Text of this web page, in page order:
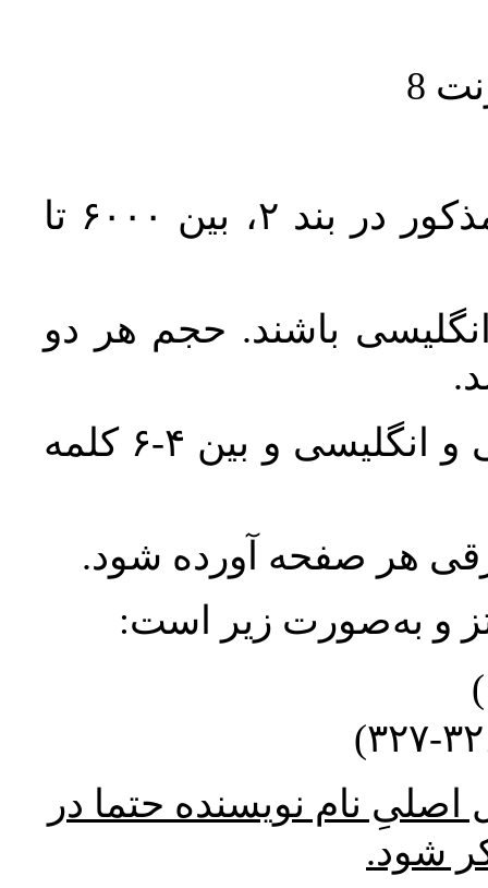
حجم کل مقاله با احتساب تمام بخش‌های مذکور در بند ۲، بین ۶۰۰۰ تا
باشند. حجم هر دو
واژگان کلیدی بلافاصله پس از چکیده فارسی و انگلیسی و بین ۴-۶ کلمه
هر صفحه آورده شود.
و به‌صورت زیر است:
نام نویسنده حتما در
شود.